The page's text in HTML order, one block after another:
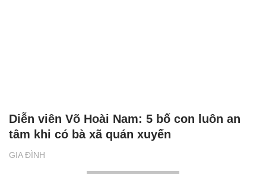
GIA ĐÌNH
Diễn viên Võ Hoài Nam: 5 bố con luôn an
tâm khi có bà xã quán xuyến